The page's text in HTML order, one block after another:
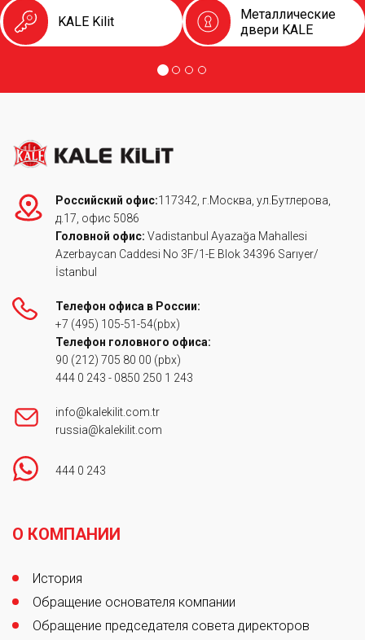
KALE Kilit
Металлические
двери KALE
Российский офис:117342, г.Москва, ул.Бутлерова,
д.17, офис 5086
Головной офис: Vadistanbul Ayazağa Mahallesi
Azerbaycan Caddesi No 3F/1-E Blok 34396 Sarıyer/
İstanbul
Телефон офиса в России:
+7 (495) 105-51-54(pbx)
Телефон головного офиса:
90 (212) 705 80 00 (pbx)
444 0 243 - 0850 250 1 243
info@kalekilit.com.tr
russia@kalekilit.com
444 0 243
О КОМПАНИИ
История
Обращение основателя компании
Обращение председателя совета директоров